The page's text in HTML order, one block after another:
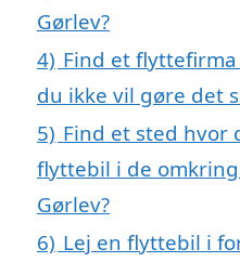
Gørlev?
4) Find et
du ikke vil gøre det
5) Find et sted hvor
flyttebil i de
Gørlev?
6) Lej en flyttebil i